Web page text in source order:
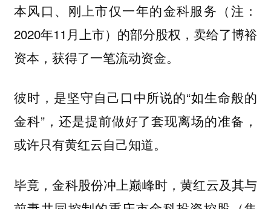
本风口、刚上市仅一年的金科服务（注：
2020年11月上市）的部分股权，卖给了博裕
资本，获得了一笔流动资金。
彼时，是坚守自己口中所说的“如生命般的
金科”，还是提前做好了套现离场的准备，
或许只有黄红云自己知道。
毕竟，金科股份冲上巅峰时，黄红云及其与